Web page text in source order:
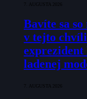
7. AUGUSTA 2026
Bavíte sa
v tejto
exprezident
ladenej
7. AUGUSTA 2026